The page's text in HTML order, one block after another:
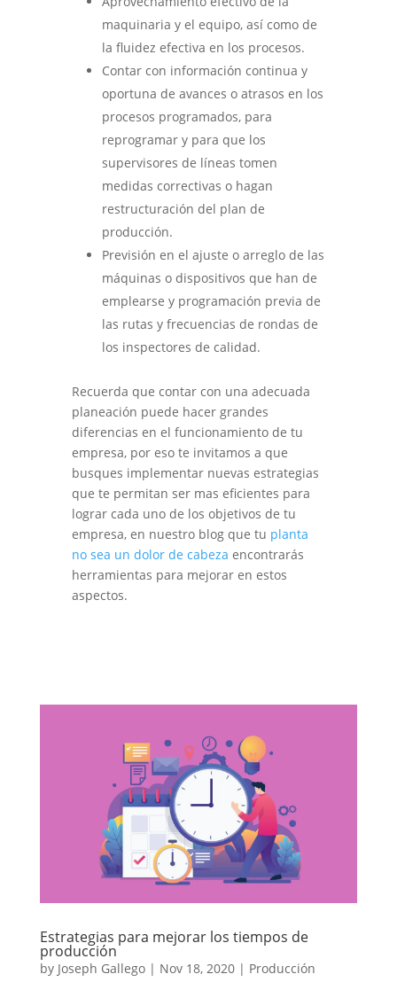
maquinaria y el equipo, así como de
la fluidez efectiva en los procesos.
Contar con información continua y
oportuna de avances o atrasos en los
procesos programados, para
reprogramar y para que los
supervisores de líneas tomen
medidas correctivas o hagan
restructuración del plan de
producción.
Previsión en el ajuste o arreglo de las
máquinas o dispositivos que han de
emplearse y programación previa de
las rutas y frecuencias de rondas de
los inspectores de calidad.
Recuerda que contar con una adecuada
planeación puede hacer grandes
diferencias en el funcionamiento de tu
empresa, por eso te invitamos a que
busques implementar nuevas estrategias
que te permitan ser mas eficientes para
lograr cada uno de los objetivos de tu
empresa, en nuestro blog que tu planta
no sea un dolor de cabeza encontrarás
herramientas para mejorar en estos
aspectos.
Estrategias para mejorar los tiempos de
producción
by Joseph Gallego| Nov 18, 2020| Producción